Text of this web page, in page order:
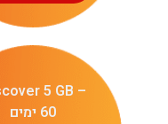
5 GB –
60 ימים